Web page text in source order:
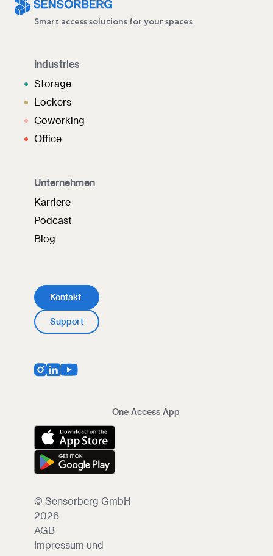
Smart access solutions for your spaces
Industries
Storage
Lockers
Coworking
Office
Unternehmen
Karriere
Podcast
Blog
Kontakt
Support
One Access App
© Sensorberg GmbH
2026
AGB
Impressum und